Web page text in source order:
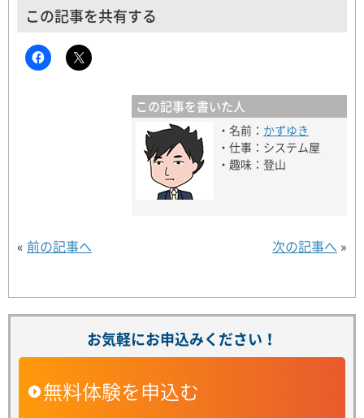
この記事を共有する
この記事を書いた人
・名前： かずゆき
・仕事：システム屋
・趣味：登山
« 前の記事へ 次の記事へ »
お気軽にお申込みください！
無料体験を申込む